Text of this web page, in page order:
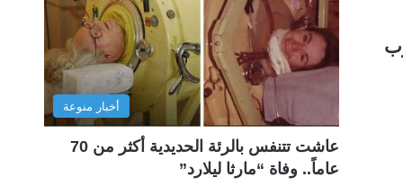
أخبار منوعة
عاشت تتنفس بالرئة الحديدية أكثر من 70
عاماً.. وفاة “مارثا ليلارد”